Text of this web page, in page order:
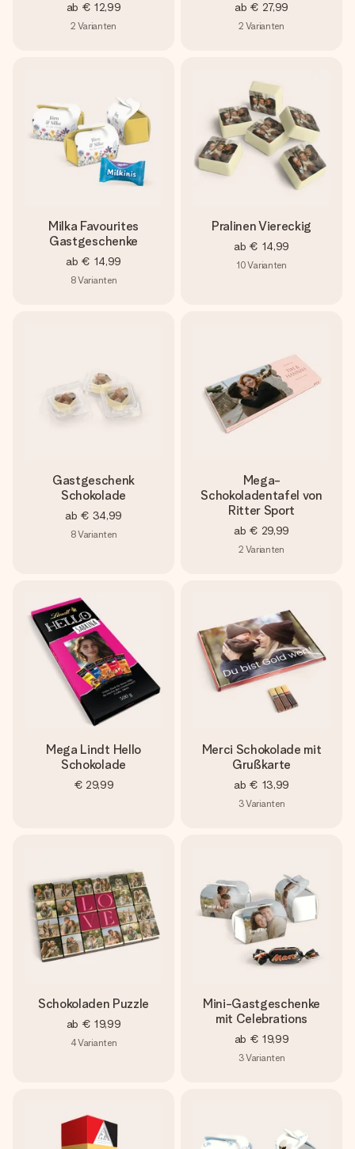
ab € 12,99
2 Varianten
ab € 27,99
2 Varianten
Milka Favourites
Gastgeschenke
ab € 14,99
8Varianten
Pralinen Viereckig
ab € 14,99
10Varianten
Gastgeschenk
Schokolade
ab € 34,99
8Varianten
Mega-
Schokoladentafel von
Ritter Sport
ab € 29,99
2 Varianten
Mega Lindt Hello
Schokolade
€ 29,99
Merci Schokolade mit
Grußkarte
ab € 13,99
3Varianten
Schokoladen Puzzle
ab € 19,99
4Varianten
Mini-Gastgeschenke
mit Celebrations
ab € 19,99
3Varianten